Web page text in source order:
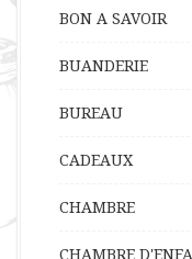
BON A SAVOIR
BUANDERIE
BUREAU
CADEAUX
CHAMBRE
CHAMBRE